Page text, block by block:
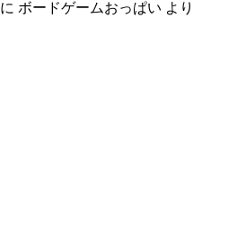
に ボードゲームおっぱい より